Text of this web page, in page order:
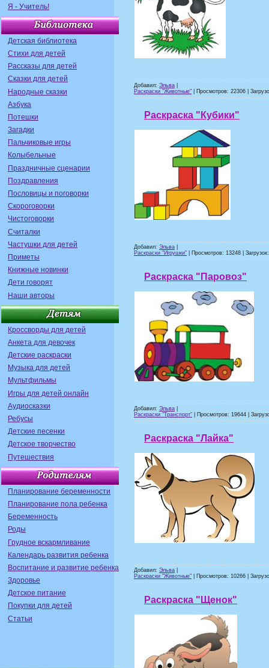
Я - Учитель!
Детская библиотека
Стихи для детей
Рассказы для детей
Сказки для детей
Народные сказки
Азбука
Потешки
Загадки
Пальчиковые игры
Колыбельные
Праздничные сценарии
Поздравления
Пословицы и поговорки
Скороговорки
Чистоговорки
Считалки
Частушки для детей
Приметы
Книжные новинки
Дети говорят
Наши авторы
Кроссворды для детей
Анкета для девочек
Детские раскраски
Музыка для детей
Мультфильмы
Игры для детей онлайн
Аудиосказки
Ребусы
Детские песенки
Детское творчество
Путешествия
Планирование беременности
Планирование пола ребенка
Беременность
Роды
Грудное вскармливание
Календарь развития ребенка
Воспитание и развитие ребенка
Здоровье
Детское питание
Покупки для детей
Статьи
Добавил: Эльва
Раскраски "Животные" | Просмотров: 22306 |
Раскраска "Кубики"
Добавил: Эльва
Раскраски "Игрушки" | Просмотров: 13248 |
Раскраска "Паровоз"
Добавил: Эльва
Раскраски "Транспорт" | Просмотров: 19644 |
Раскраска "Лайка"
Добавил: Эльва
Раскраски "Животные" | Просмотров: 10266 |
Раскраска "Щенок"